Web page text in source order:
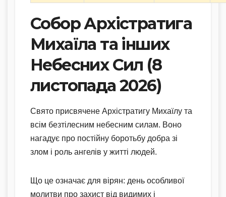
Собор Архістратига
Михаїла та інших
Небесних Сил (8
листопада 2026)
Свято присвячене Архістратигу Михаїлу та
всім безтілесним небесним силам. Воно
нагадує про постійну боротьбу добра зі
злом і роль ангелів у житті людей.
Що це означає для вірян: день особливої
молитви про захист від видимих і